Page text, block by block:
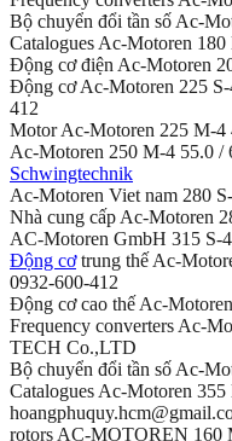
Bộ chuyển đổi tần số Ac-
Catalogues Ac-Motoren
Động cơ điện Ac-Motoren
Động cơ Ac-Motoren 225
412
Motor Ac-Motoren 225 M-4
Ac-Motoren 250 M-4 55.0 /
Schwingtechnik
Ac-Motoren Viet nam 280
Nhà cung cấp Ac-Motoren
AC-Motoren GmbH 315 S-
Động cơtrung thế Ac-
0932-600-412
Động cơ cao thế Ac-
Frequency converters Ac-
TECH Co.,LTD
Bộ chuyển đổi tần số Ac-
Catalogues Ac-Motoren
rotors AC-MOTOREN 160